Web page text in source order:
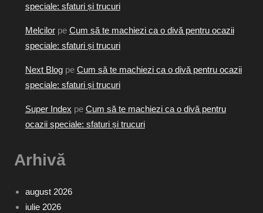
speciale: sfaturi și trucuri
Melcilorpe Cum să te machiezi ca o divă pentru ocazii
speciale: sfaturi și trucuri
Next Blogpe Cum să te machiezi ca o divă pentru ocazii
speciale: sfaturi și trucuri
Super Index pe Cum să te machiezi ca o divă pentru
ocazii speciale: sfaturi și trucuri
Arhivă
august 2026
iulie 2026